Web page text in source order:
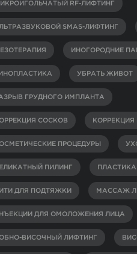
RF-ЛИФТИНГ
SMAS-ЛИФТИНГ
ИНОГОРОДНИЕ
УБРАТЬ ЖИВОТ
ГРУДНОГО ИМПЛАНТА
СОСКОВ КОРРЕКЦИЯ
ПРОЦЕДУРЫ
ПИЛИНГ
ДЛЯ ПОДТЯЖКИ МАССАЖ
ДЛЯ ОМОЛОЖЕНИЯ ЛИЦА
ВИСОЧНЫЙ ЛИФТИНГ